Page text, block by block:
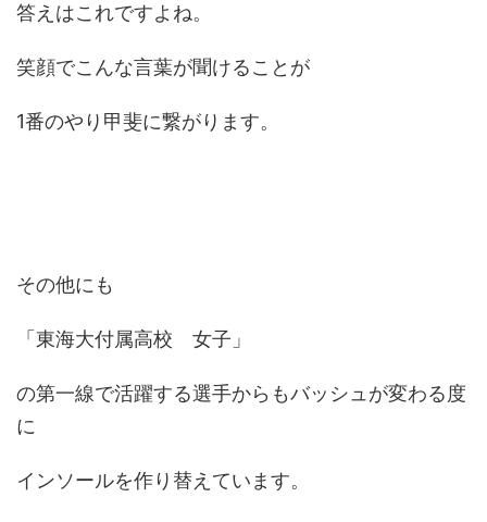
答えはこれですよね。
笑顔でこんな言葉が聞けることが
1番のやり甲斐に繋がります。
その他にも
「東海大付属高校 女子」
の第一線で活躍する選手からもバッシュが変わる度
に
インソールを作り替えています。